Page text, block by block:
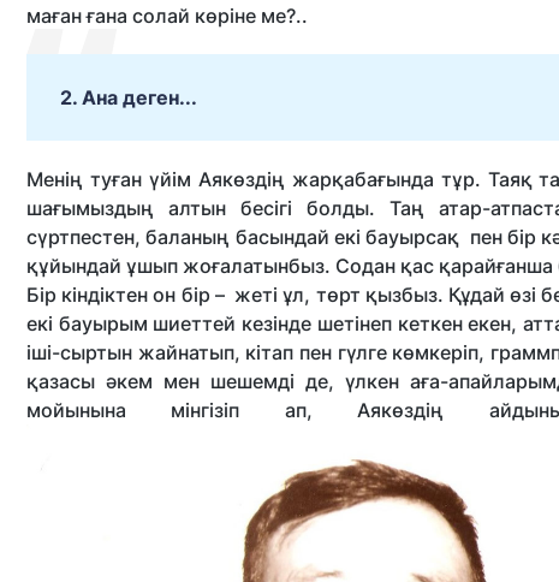
маған ғана солай көріне ме?..
2. Ана деген...
Менің туған үйім Аякөздің жарқабағында тұр.
шағымыздың алтын бесігі болды. Таң атар-
сүртпестен, баланың басындай екі бауырсақ пен бір
құйындай ұшып жоғалатынбыз. Содан қас қарайғанша
Бір кіндіктен он бір – жеті ұл, төрт қызбыз. Құдай өзі
екі бауырым шиеттей кезінде шетінеп кеткен екен,
іші-сыртын жайнатып, кітап пен гүлге көмкеріп,
қазасы әкем мен шешемді де, үлкен аға-
мойынына мінгізіп ап, Аякөздің